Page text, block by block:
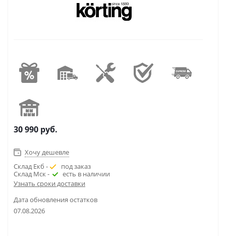
30 990 руб.
Хочу дешевле
Склад Екб -
под заказ
Склад Мск -
есть в наличии
Узнать сроки доставки
Дата обновления остатков
07.08.2026